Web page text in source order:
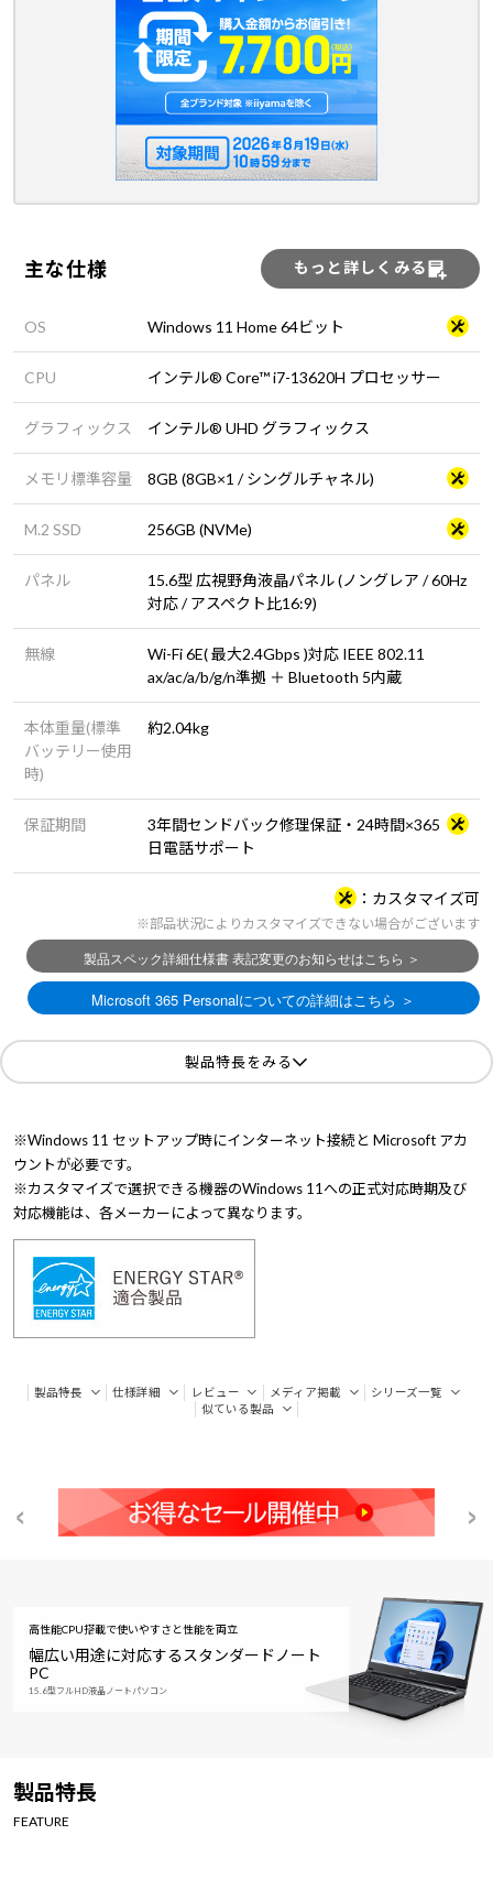
主な仕様 もっと詳しくみる
OS Windows 11 Home 64ビット
CPU インテル® Core™ i7-13620H プロセッサー
グラフィックス インテル® UHD グラフィックス
メモリ標準容量 8GB (8GB×1 / シングルチャネル)
M.2 SSD 256GB (NVMe)
パネル
15.6型 広視野角液晶パネル (ノングレア / 60Hz
対応 / アスペクト比16:9)
無線
Wi-Fi 6E( 最大2.4Gbps )対応 IEEE 802.11
ax/ac/a/b/g/n準拠 ＋ Bluetooth 5内蔵
本体重量(標準
バッテリー使用
時)
約2.04kg
保証期間
3年間センドバック修理保証・24時間×365
日電話サポート
カスタマイズ可
※部品状況によりカスタマイズできない場合がございます
製品特長をみる
※Windows 11 セットアップ時にインターネット接続と Microsoft アカ
ウントが必要です。
※カスタマイズで選択できる機器のWindows 11への正式対応時期及び
対応機能は、各メーカーによって異なります。
製品特長 仕様詳細 レビュー メディア掲載
シリーズ一覧
似ている製品
高性能CPU搭載で使いやすさと性能を両立
幅広い用途に対応するスタンダードノート
PC
15.6型フルHD液晶ノートパソコン
製品特長
FEATURE